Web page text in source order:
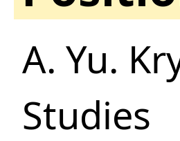
A. Yu.
Studies